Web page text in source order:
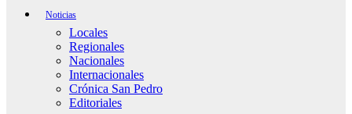
Noticias
Locales
Regionales
Nacionales
Internacionales
Crónica San Pedro
Editoriales